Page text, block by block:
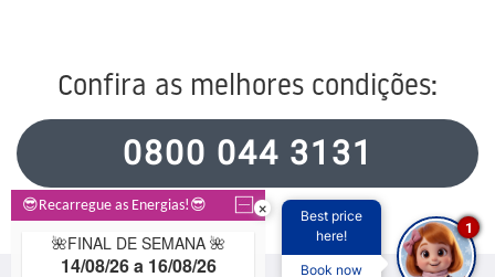
Confira as melhores condições:
0800 044 3131
×
Best price
here!
Book now
1